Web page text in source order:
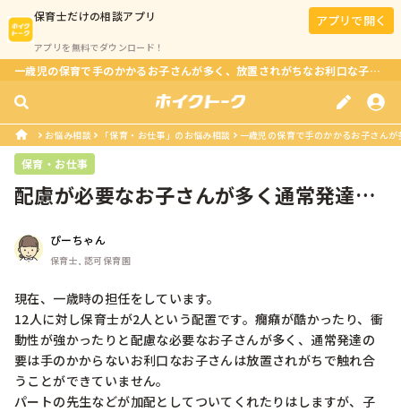
保育士だけの相談アプリ
アプリを無料でダウンロード！
アプリで開く
一歳児の保育で手のかかるお子さんが多く、放置されがちなお利口な子どもたち。先生のジレンマとは？
お悩み相談 「保育・お仕事」のお悩み相談 一歳児の保育で手のかかるお子さん
保育・お仕事
配慮が必要なお子さんが多く通常発達の
ぴーちゃん
保育士, 認可保育園
現在、一歳時の担任をしています。
12人に対し保育士が2人という配置です。癇癪が酷かったり、衝
動性が強かったりと配慮な必要なお子さんが多く、通常発達の
要は手のかからないお利口なお子さんは放置されがちで触れ合
うことができていません。
パートの先生などが加配としてついてくれたりはしますが、子